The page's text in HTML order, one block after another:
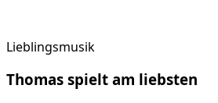
Lieblingsmusik
Thomas spielt am liebsten